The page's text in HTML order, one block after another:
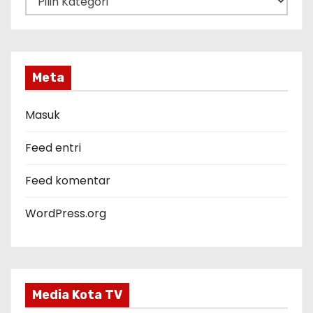
a
o
r
Meta
Masuk
Feed entri
Feed komentar
WordPress.org
Media Kota TV